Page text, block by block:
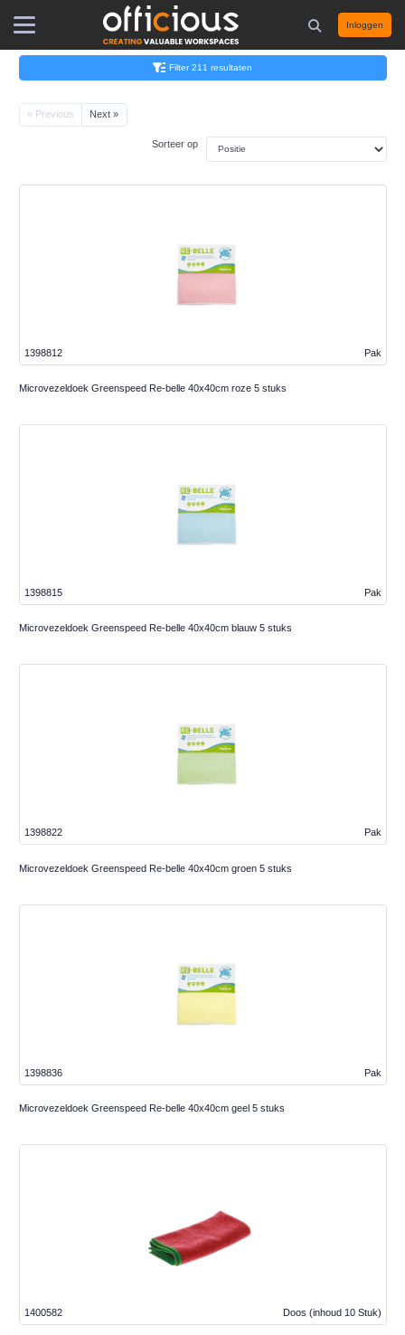
Inloggen
Filter 211 resultaten
« Previous Next »
Sorteer op
Pak
1398812
Microvezeldoek Greenspeed Re-belle 40x40cm roze 5 stuks
Pak
1398815
Microvezeldoek Greenspeed Re-belle 40x40cm blauw 5 stuks
Pak
1398822
Microvezeldoek Greenspeed Re-belle 40x40cm groen 5 stuks
Pak
1398836
Microvezeldoek Greenspeed Re-belle 40x40cm geel 5 stuks
Doos (inhoud 10 Stuk)
1400582